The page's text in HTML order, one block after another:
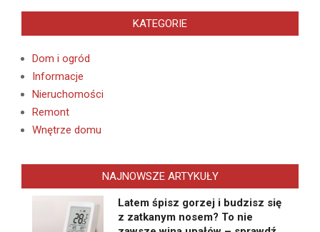
KATEGORIE
Dom i ogród
Informacje
Nieruchomości
Remont
Wnętrze domu
NAJNOWSZE ARTYKUŁY
Latem śpisz gorzej i budzisz się
z zatkanym nosem? To nie